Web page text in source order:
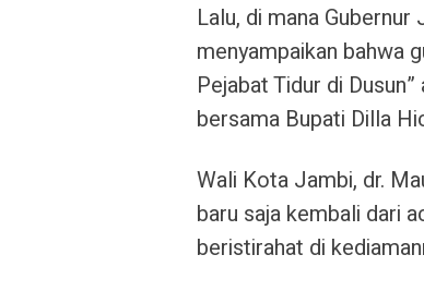
Lalu, di mana Gubernur
menyampaikan bahwa
Pejabat Tidur di Dusun”
bersama Bupati Dilla
Wali Kota Jambi, dr.
baru saja kembali dari
beristirahat di